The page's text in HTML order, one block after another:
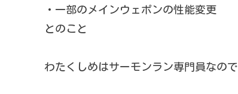
・一部のメインウェポンの性能変更
とのこと
わたくしめはサーモンラン専門員なので